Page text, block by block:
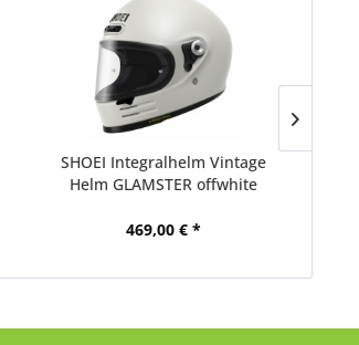
SHOEI Integralhelm Vintage
Helm GLAMSTER offwhite
469,00 € *